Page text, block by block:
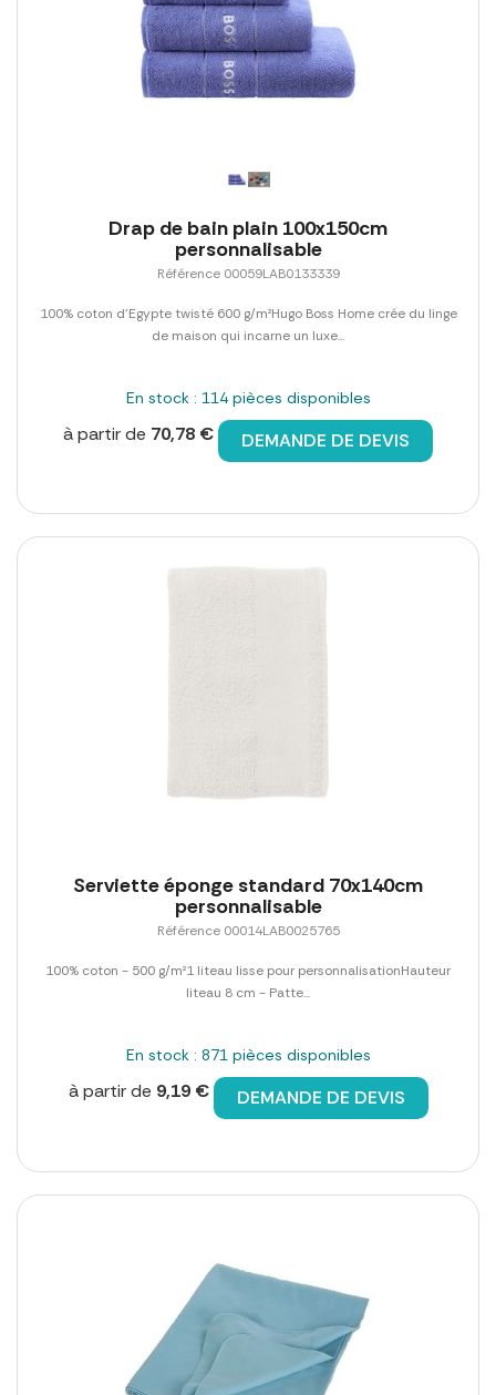
Drap de bain plain 100x150cm
personnalisable
Référence 00059LAB0133339
100% coton d'Egypte twisté 600 g/m²Hugo Boss Home crée du linge
de maison qui incarne un luxe...
En stock : 114 pièces disponibles
à partir de 70,78 € DEMANDE DE DEVIS
Serviette éponge standard 70x140cm
personnalisable
Référence 00014LAB0025765
100% coton - 500 g/m²1 liteau lisse pour personnalisationHauteur
liteau 8 cm - Patte...
En stock : 871 pièces disponibles
à partir de 9,19 € DEMANDE DE DEVIS